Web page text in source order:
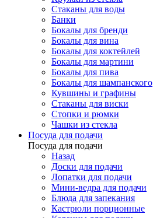
Стаканы для воды
Банки
Бокалы для бренди
Бокалы для вина
Бокалы для коктейлей
Бокалы для мартини
Бокалы для пива
Бокалы для шампанского
Кувшины и графины
Стаканы для виски
Стопки и рюмки
Чашки из стекла
Посуда для подачи
Посуда для подачи
Назад
Доски для подачи
Лопатки для подачи
Мини-ведра для подачи
Блюда для запекания
Кастрюли порционные